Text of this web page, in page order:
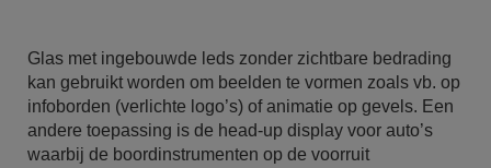
Glas met ingebouwde leds zonder zichtbare bedrading
kan gebruikt worden om beelden te vormen zoals vb. op
infoborden (verlichte logo’s) of animatie op gevels. Een
andere toepassing is de head-up display voor auto’s
waarbij de boordinstrumenten op de voorruit